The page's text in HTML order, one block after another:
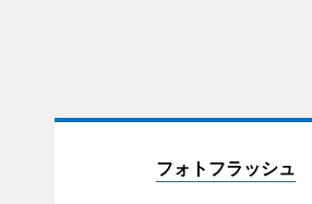
フォトフラッシュ